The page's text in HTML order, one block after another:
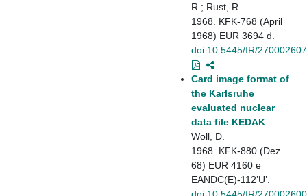
R.; Rust, R.
1968. KFK-768 (April
1968) EUR 3694 d.
doi:10.5445/IR/270002607
Card image format of
the Karlsruhe
evaluated nuclear
data file KEDAK
Woll, D.
1968. KFK-880 (Dez.
68) EUR 4160 e
EANDC(E)-112’U’.
doi:10.5445/IR/270002600